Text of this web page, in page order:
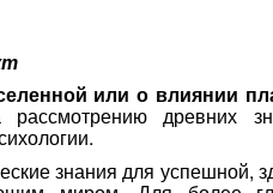
или о влиянии
рассмотрению древних
знания для успешной,